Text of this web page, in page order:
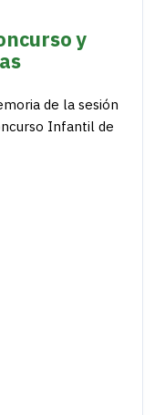
y
de la sesión
Infantil de